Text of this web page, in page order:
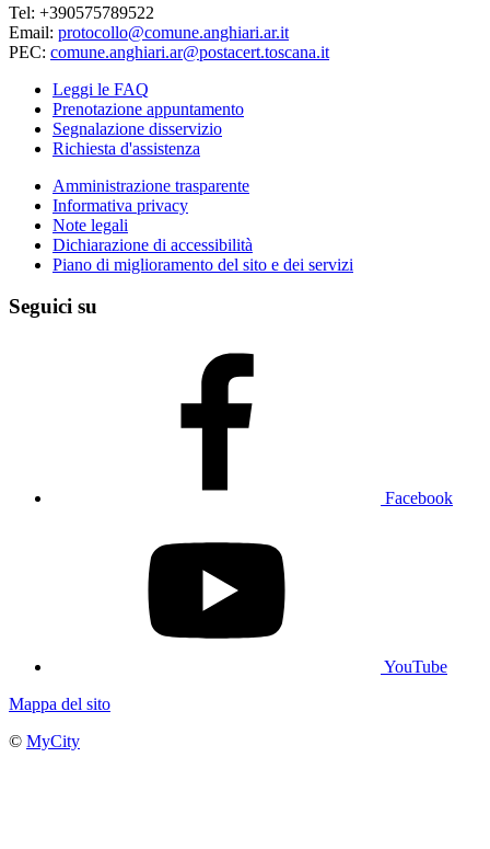
Tel: +390575789522
Email: protocollo@comune.anghiari.ar.it
PEC: comune.anghiari.ar@postacert.toscana.it
Leggi le FAQ
Prenotazione appuntamento
Segnalazione disservizio
Richiesta d'assistenza
Amministrazione trasparente
Informativa privacy
Note legali
Dichiarazione di accessibilità
Piano di miglioramento del sito e dei servizi
Seguici su
Facebook
YouTube
Mappa del sito
© MyCity